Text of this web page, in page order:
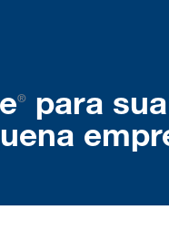
®
para sua